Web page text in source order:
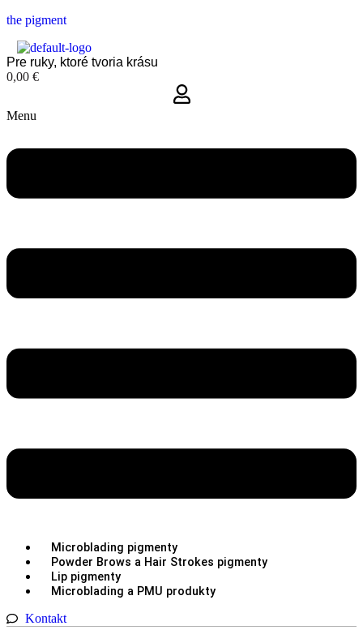
the pigment
Pre ruky, ktoré tvoria krásu
0,00 €
Menu
Microblading pigmenty
Powder Brows a Hair Strokes pigmenty
Lip pigmenty
Microblading a PMU produkty
Kontakt